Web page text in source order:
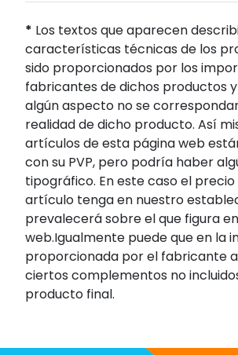
* Los textos que aparecen
características técnicas de los
sido proporcionados por los
fabricantes de dichos productos
algún aspecto no se
realidad de dicho producto. Así
artículos de esta página web
con su PVP, pero podría haber
tipográfico. En este caso el
artículo tenga en nuestro
prevalecerá sobre el que figura
web.Igualmente puede que en la
proporcionada por el fabricante
ciertos complementos no
producto final.